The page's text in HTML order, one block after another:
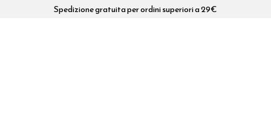
Spedizione gratuita per ordini superiori a 29€